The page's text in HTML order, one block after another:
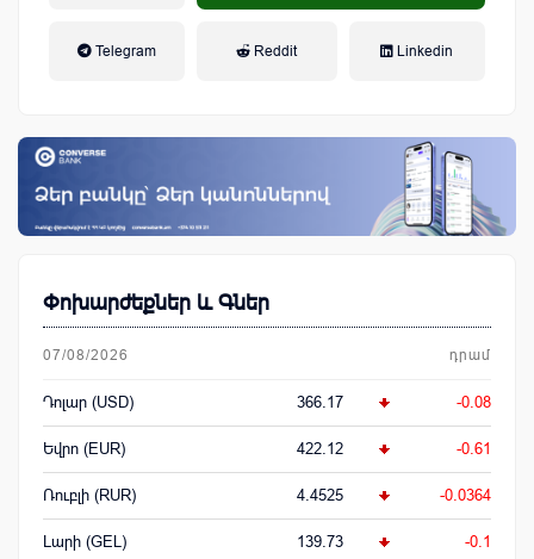
Telegram Reddit Linkedin
Փոխարժեքներ և Գներ
07/08/2026 դրամ
Դոլար (USD) 366.17 -0.08
Եվրո (EUR) 422.12 -0.61
Ռուբլի (RUR) 4.4525 -0.0364
Լարի (GEL) 139.73 -0.1